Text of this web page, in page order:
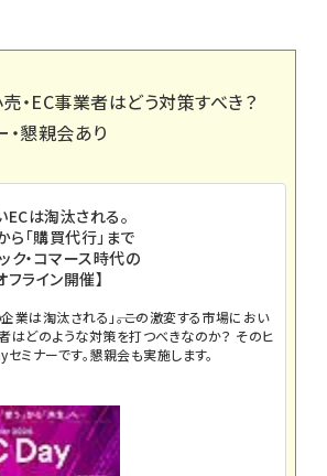
・EC事業者はどう対策すべき？
懇親会あり
は淘汰される。
ら「購買代行」まで
ク・コマース時代の
ライン開催】
業は淘汰される」――。この激変する市場におい
者はどのような対策を打つべきなのか？ そのヒ
ミナーです。懇親会も実施します。